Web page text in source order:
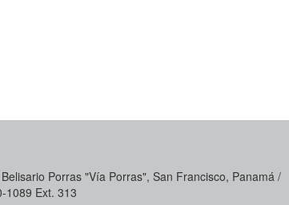
Porras "Vía Porras", San Francisco, Panamá /
1089​ Ext. 313